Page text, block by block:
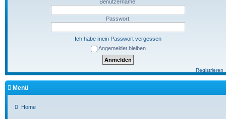
Benutzername:
Passwort:
Ich habe mein Passwort vergessen
Angemeldet bleiben
Registrieren
Menü
Home